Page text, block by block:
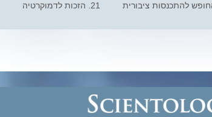
21. הזכות לדמוקרטיה